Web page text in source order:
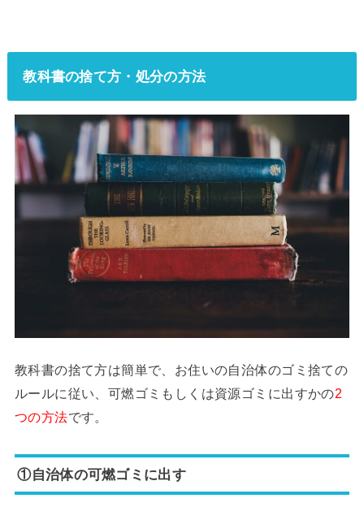
教科書の捨て方・処分の方法
教科書の捨て方は簡単で、お住いの自治体のゴミ捨ての
ルールに従い、可燃ゴミもしくは資源ゴミに出すかの2
つの方法です。
①自治体の可燃ゴミに出す